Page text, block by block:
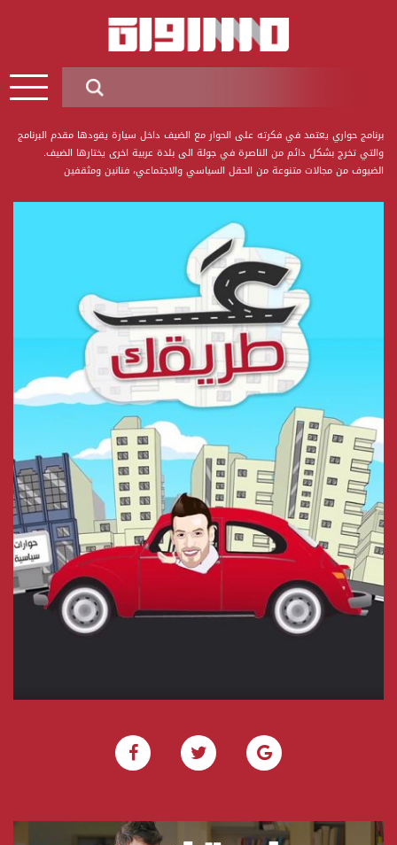
برنامج حواري يعتمد في فكرته على الحوار مع الضيف داخل سيارة يقودها مقدم البرنامج
والتي تخرج بشكل دائم من الناصرة في جولة الى بلدة عربية اخرى يختارها الضيف.
الضيوف من مجالات متنوعة من الحقل السياسي والاجتماعي، فنانين ومثقفين